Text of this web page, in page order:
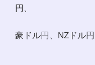
円、
豪ドル円、NZドル